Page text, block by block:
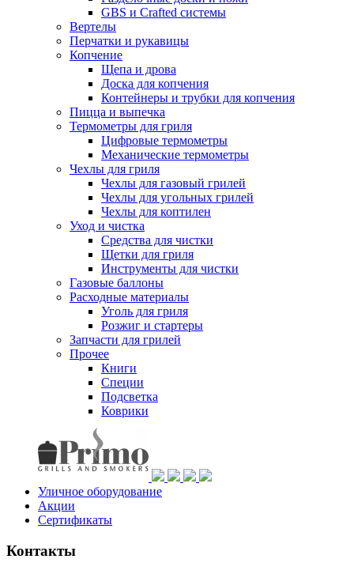
GBS и Crafted системы
Вертелы
Перчатки и рукавицы
Копчение
Щепа и дрова
Доска для копчения
Контейнеры и трубки для копчения
Пицца и выпечка
Термометры для гриля
Цифровые термометры
Механические термометры
Чехлы для гриля
Чехлы для газовый грилей
Чехлы для угольных грилей
Чехлы для коптилен
Уход и чистка
Средства для чистки
Щетки для гриля
Инструменты для чистки
Газовые баллоны
Расходные материалы
Уголь для гриля
Розжиг и стартеры
Запчасти для грилей
Прочее
Книги
Специи
Подсветка
Коврики
Уличное оборудование
Акции
Сертификаты
Контакты